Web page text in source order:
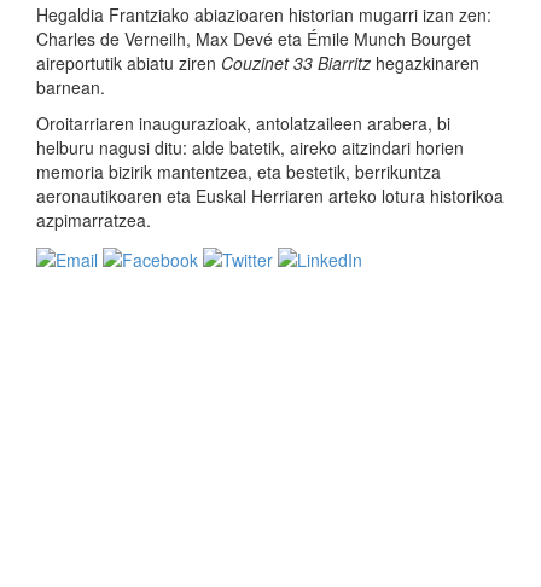
Hegaldia Frantziako abiazioaren historian mugarri izan zen:
Charles de Verneilh, Max Devé eta Émile Munch Bourget
aireportutik abiatu ziren Couzinet 33 Biarritz hegazkinaren
barnean.
Oroitarriaren inaugurazioak, antolatzaileen arabera, bi
helburu nagusi ditu: alde batetik, aireko aitzindari horien
memoria bizirik mantentzea, eta bestetik, berrikuntza
aeronautikoaren eta Euskal Herriaren arteko lotura historikoa
azpimarratzea.